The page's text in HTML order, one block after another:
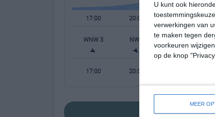
U kunt ook
verwerkingen van
te maken tegen
voorkeuren
op de knop
MEER
17:00 20:00 23:00
WNW 3 NW 3 W 1
17:00 20:00
bekijk de